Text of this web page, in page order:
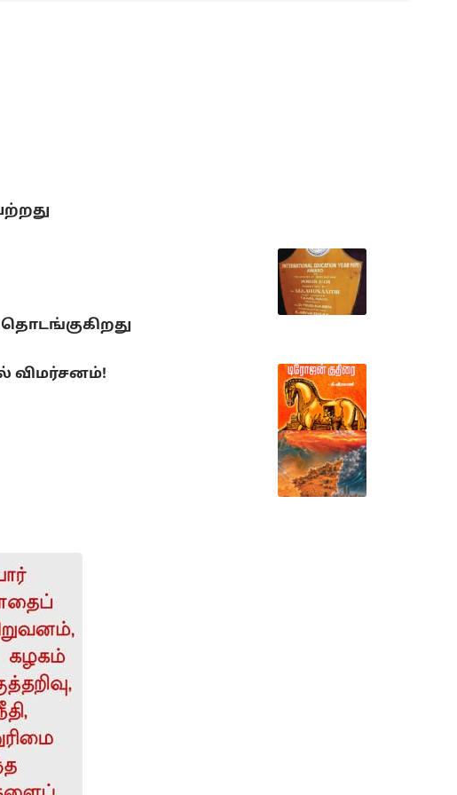
தொடங்குகிறது
விமர்சனம்!